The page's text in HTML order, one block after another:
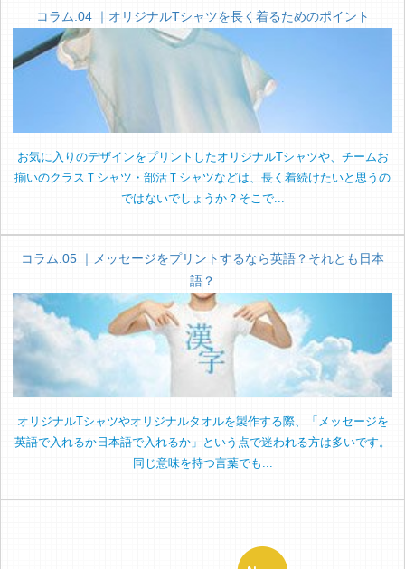
コラム.04 ｜オリジナルTシャツを長く着るためのポイント
お気に入りのデザインをプリントしたオリジナルTシャツや、チームお
揃いのクラスＴシャツ・部活Ｔシャツなどは、長く着続けたいと思うの
ではないでしょうか？そこで...
コラム.05 ｜メッセージをプリントするなら英語？それとも日本
語？
オリジナルTシャツやオリジナルタオルを製作する際、「メッセージを
英語で入れるか日本語で入れるか」という点で迷われる方は多いです。
同じ意味を持つ言葉でも...